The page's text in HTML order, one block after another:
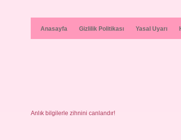
Anasayfa Gizlilik Politikası Yasal Uyarı
Anlık bilgilerle zihnini canlandır!